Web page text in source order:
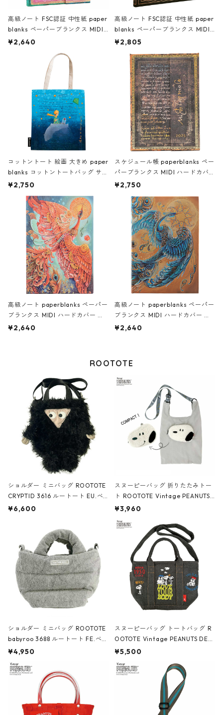
高級ノート FSC認証 中性紙 paper
blanks ペーパーブランクス MIDI
ハードカバー 罫線 アストリッド・
¥2,640
高級ノート FSC認証 中性紙 paper
blanks ペーパーブランクス MIDI
ハードカバー 罫線 フォース・ウィ
¥2,805
コットントート 絵画 大きめ paper
blanks コットントートバッグ サン
=テグジュペリ / 星の王子さま
¥2,750
スケジュール帳 paperblanks ペー
パーブランクス MIDI ハードカバ
ー 2025年 手帳 ダイアリー 日本語
「手跡」
¥2,750
高級ノート paperblanks ペーパー
ブランクス MIDI ハードカバー 罫
線 幸せの鳥 火の鳥
¥2,640
高級ノート paperblanks ペーパー
ブランクス MIDI ハードカバー 罫
線 幸せの鳥 空の鳥
¥2,640
ROOTOTE
ショルダー ミニバッグ ROOTOTE
CRYPTID 3616 ルートート EU.べ
ビール?.2way.クリプティッド-E
¥6,600
スヌーピーバッグ 折りたたみトー
ト ROOTOTE Vintage PEANUTS
ROO-shopper mid 8459 ルート
ナッツ-0P スマイル
¥3,960
ショルダー ミニバッグ ROOTOTE
babyroo 3688 ルートート FE.べビ
ールー.フラッフィポップｰA モク
¥4,950
スヌーピーバッグ トートバッグ R
OOTOTE Vintage PEANUTS DELI
8419 ルートート IP.デリ.シシュウ.
¥5,500